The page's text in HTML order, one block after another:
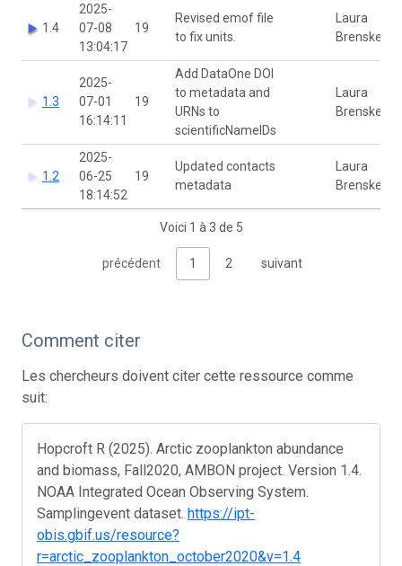
1.4
2025-
07-08
13:04:17
19
Revised emof file
to fix units.
Laura
Brenskelle
1.3
2025-
07-01
16:14:11
19
Add DataOne DOI
to metadata and
URNs to
scientificNameIDs
Laura
Brenskelle
1.2
2025-
06-25
18:14:52
19
Updated contacts
metadata
Laura
Brenskelle
Voici 1 à 3 de 5
précédent 1 2 suivant
Comment citer
Les chercheurs doivent citer cette ressource comme
suit:
Hopcroft R (2025). Arctic zooplankton abundance
and biomass, Fall2020, AMBON project. Version 1.4.
NOAA Integrated Ocean Observing System.
Samplingevent dataset. https://ipt-
obis.gbif.us/resource?
r=arctic_zooplankton_october2020&v=1.4